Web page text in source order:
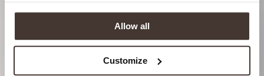
Allow all
Customize